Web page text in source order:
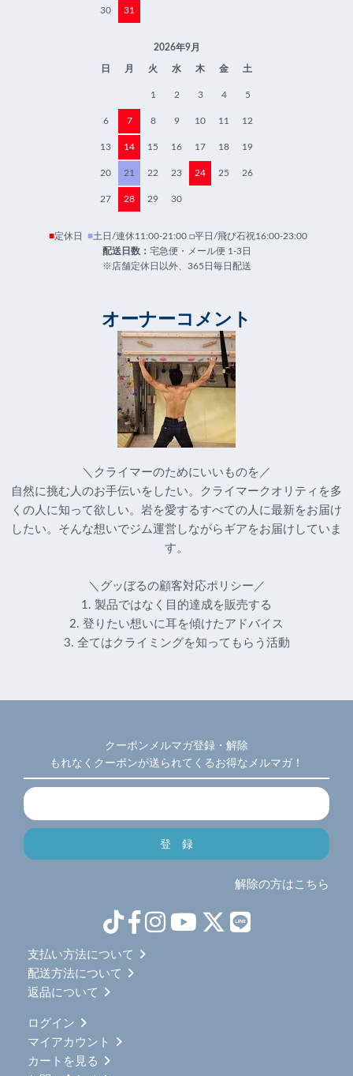
30 31
2026年9月
日 月 火 水 木 金 土
1 2 3 4 5
6 7 8 9 10 11 12
13 14 15 16 17 18 19
20 21 22 23 24 25 26
27 28 29 30
■定休日 ■土日/連休11:00-21:00 □平日/飛び石祝16:00-23:00
配送日数： 宅急便・メール便 1-3日
※店舗定休日以外、365日毎日配送
オーナーコメント
＼クライマーのためにいいものを／
自然に挑む人のお手伝いをしたい。クライマークオリティを多
くの人に知って欲しい。岩を愛するすべての人に最新をお届け
したい。そんな想いでジム運営しながらギアをお届けしていま
す。
＼グッぼるの顧客対応ポリシー／
1. 製品ではなく目的達成を販売する
2. 登りたい想いに耳を傾けたアドバイス
3. 全てはクライミングを知ってもらう活動
クーポンメルマガ登録・解除
もれなくクーポンが送られてくるお得なメルマガ！
解除の方はこちら
支払い方法について
配送方法について
返品について
ログイン
マイアカウント
カートを見る